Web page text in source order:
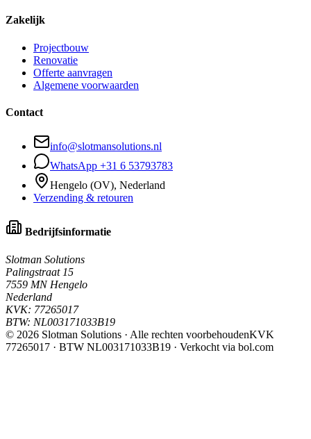
Zakelijk
Projectbouw
Renovatie
Offerte aanvragen
Algemene voorwaarden
Contact
info@slotmansolutions.nl
WhatsApp +31 6 53793783
Hengelo (OV), Nederland
Verzending & retouren
Bedrijfsinformatie
Slotman Solutions
Palingstraat 15
7559 MN Hengelo
Nederland
KVK: 77265017
BTW: NL003171033B19
© 2026 Slotman Solutions · Alle rechten voorbehoudenKVK
77265017 · BTW NL003171033B19 · Verkocht via bol.com